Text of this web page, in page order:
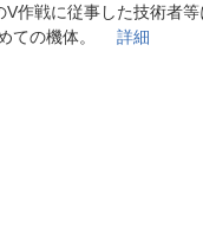
作戦に従事した技術者
めての機体。詳細